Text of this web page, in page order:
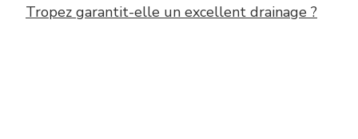
Tropez garantit-elle un excellent drainage ?